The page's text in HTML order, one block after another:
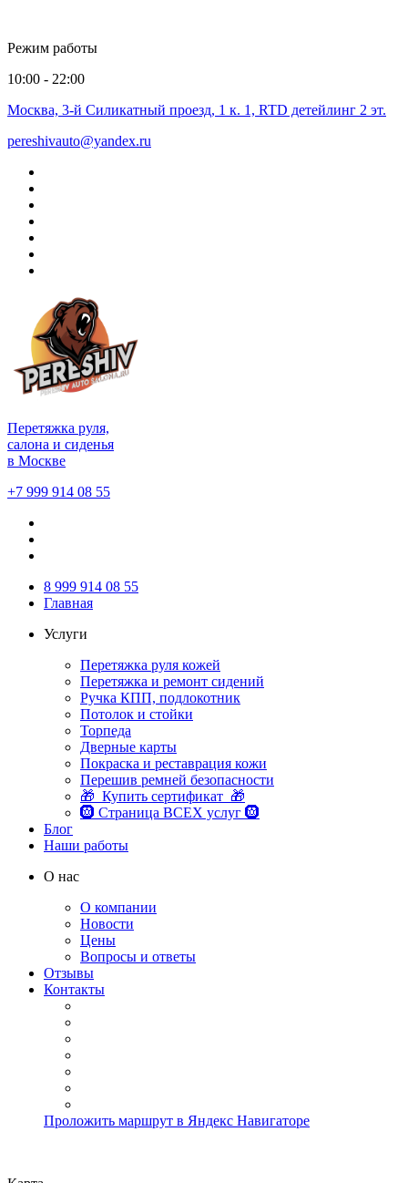
Режим работы
10:00 - 22:00
Москва, 3-й Силикатный проезд, 1 к. 1, RTD детейлинг 2 эт.
pereshivauto@yandex.ru
Перетяжка руля,
салона и сиденья
в Москве
+7 999 914 08 55
8 999 914 08 55
Главная
Услуги
Перетяжка руля кожей
Перетяжка и ремонт сидений
Ручка КПП, подлокотник
Потолок и стойки
Торпеда
Дверные карты
Покраска и реставрация кожи
Перешив ремней безопасности
🎁 Купить сертификат 🎁
🛞 Страница ВСЕХ услуг 🛞
Блог
Наши работы
О нас
О компании
Новости
Цены
Вопросы и ответы
Отзывы
Контакты
Проложить маршрут в Яндекс Навигаторе